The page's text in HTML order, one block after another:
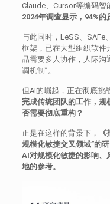
Claude、Cursor等编码
2024年调查显示，94%的
与此同时，LeSS、SAFe
框架，已在大型组织软件
品需要多人协作，人际沟
调机制”。
但AI的崛起，正在彻底挑
完成传统团队的工作，
否需要彻底重构？
正是在这样的背景下， 《
规模化敏捷交叉领域”的
AI对规模化敏捷的影响、
地的参考。